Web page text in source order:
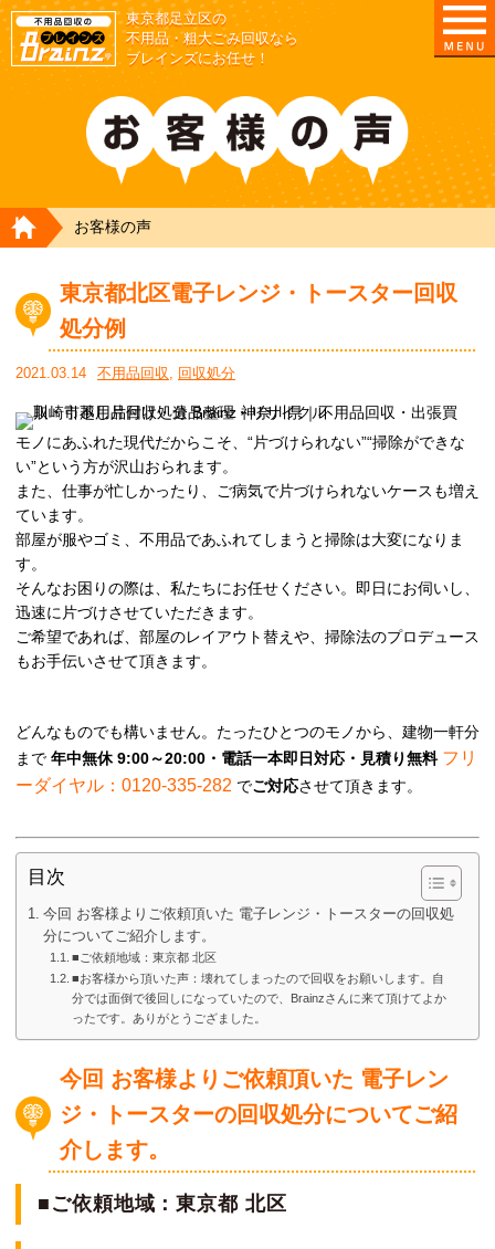
東京都足立区の
不用品・粗大ごみ回収なら
ブレインズにお任せ！
HOME
お客様の声
東京都北区電子レンジ・トースター回収
処分例
2021.03.14 不用品回収, 回収処分
モノにあふれた現代だからこそ、“片づけられない”“掃除ができな
い”という方が沢山おられます。
また、仕事が忙しかったり、ご病気で片づけられないケースも増え
ています。
部屋が服やゴミ、不用品であふれてしまうと掃除は大変になりま
す。
そんなお困りの際は、私たちにお任せください。即日にお伺いし、
迅速に片づけさせていただきます。
ご希望であれば、部屋のレイアウト替えや、掃除法のプロデュース
もお手伝いさせて頂きます。
どんなものでも構いません。たったひとつのモノから、建物一軒分
まで 年中無休 9:00～20:00・電話一本即日対応・見積り無料 フリ
ーダイヤル：0120-335-282 でご対応させて頂きます。
目次
今回 お客様よりご依頼頂いた 電子レンジ・トースターの回収処
分についてご紹介します。
■ご依頼地域：東京都 北区
■お客様から頂いた声：壊れてしまったので回収をお願いします。自
分では面倒で後回しになっていたので、Brainzさんに来て頂けてよか
ったです。ありがとうござました。
今回 お客様よりご依頼頂いた 電子レン
ジ・トースターの回収処分についてご紹
介します。
■ご依頼地域：東京都 北区